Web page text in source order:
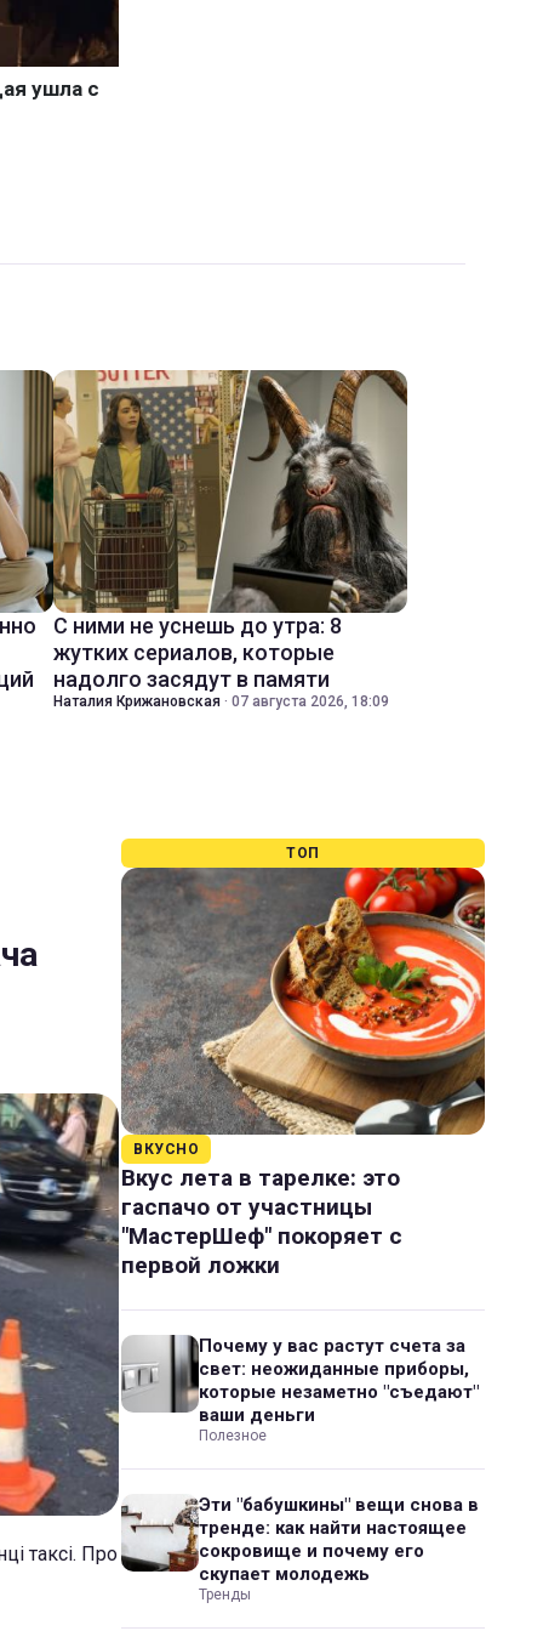
С ними не уснешь до утра: 8
жутких сериалов, которые
надолго засядут в памяти
Наталия Крижановская · 07 августа 2026, 18:09
таксі. Про
ТОП
ВКУСНО
Вкус лета в тарелке: это
гаспачо от участницы
"МастерШеф" покоряет с
первой ложки
Почему у вас растут счета за
свет: неожиданные приборы,
которые незаметно "съедают"
ваши деньги
Полезное
Эти "бабушкины" вещи снова в
тренде: как найти настоящее
сокровище и почему его
скупает молодежь
Тренды